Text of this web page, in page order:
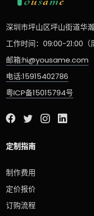
深圳市坪山区坪山街道华
工作时间：09:00-21:00（
邮箱:hi@yousame.com
电话:15915402786
粤ICP备15015794号
定制指南
制作费用
定价报价
订购流程